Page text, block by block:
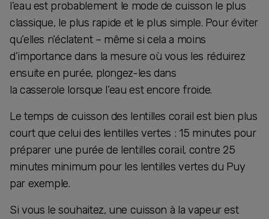
l’eau est probablement le mode de cuisson le plus
classique, le plus rapide et le plus simple. Pour éviter
qu’elles n’éclatent – même si cela a moins
d’importance dans la mesure où vous les réduirez
ensuite en purée, plongez-les dans
la casserole lorsque l’eau est encore froide.
Le temps de cuisson des lentilles corail est bien plus
court que celui des lentilles vertes : 15 minutes pour
préparer une purée de lentilles corail, contre 25
minutes minimum pour les lentilles vertes du Puy
par exemple.
Si vous le souhaitez, une cuisson à la vapeur est